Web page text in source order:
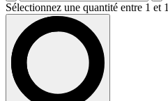
Sélectionnez une quantité entre 1 et 1